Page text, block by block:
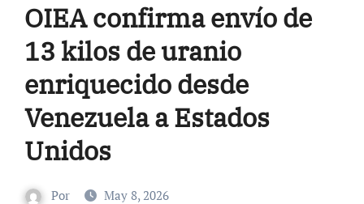
OIEA confirma envío de
13 kilos de uranio
enriquecido desde
Venezuela a Estados
Unidos
Por May 8, 2026